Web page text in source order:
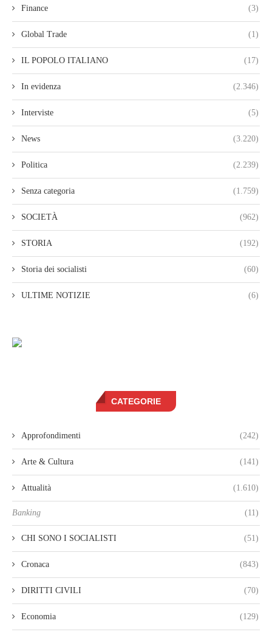
Finance (3)
Global Trade (1)
IL POPOLO ITALIANO (17)
In evidenza (2.346)
Interviste (5)
News (3.220)
Politica (2.239)
Senza categoria (1.759)
SOCIETÀ (962)
STORIA (192)
Storia dei socialisti (60)
ULTIME NOTIZIE (6)
CATEGORIE
Approfondimenti (242)
Arte & Cultura (141)
Attualità (1.610)
Banking (11)
CHI SONO I SOCIALISTI (51)
Cronaca (843)
DIRITTI CIVILI (70)
Economia (129)